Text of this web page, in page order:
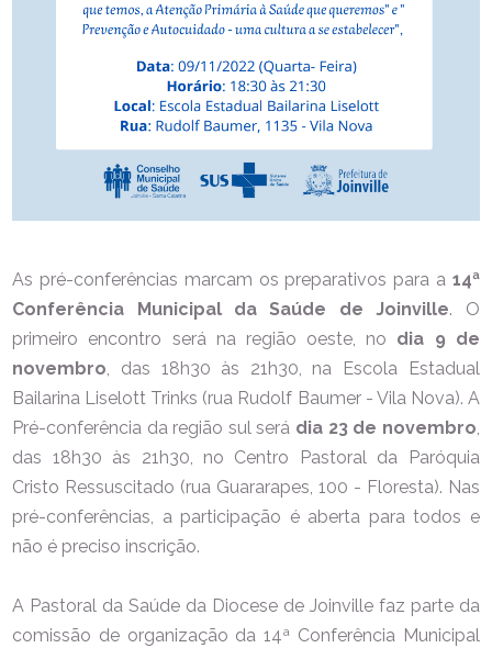
As pré-conferências marcam os preparativos para a 14ª
Conferência Municipal da Saúde de Joinville. O
primeiro encontro será na região oeste, no dia 9 de
novembro, das 18h30 às 21h30, na Escola Estadual
Bailarina Liselott Trinks (rua Rudolf Baumer - Vila Nova). A
Pré-conferência da região sul será dia 23 de novembro,
das 18h30 às 21h30, no Centro Pastoral da Paróquia
Cristo Ressuscitado (rua Guararapes, 100 - Floresta). Nas
pré-conferências, a participação é aberta para todos e
não é preciso inscrição.
A Pastoral da Saúde da Diocese de Joinville faz parte da
comissão de organização da 14ª Conferência Municipal